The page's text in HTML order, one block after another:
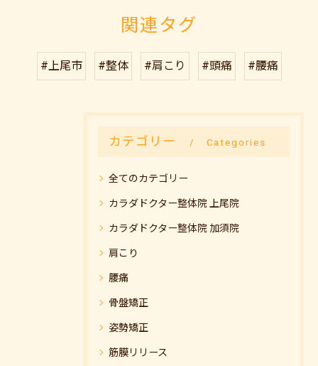
関連タグ
#上尾市 #整体 #肩こり #頭痛 #腰痛
カテゴリー Categories
全てのカテゴリー
カラダドクター整体院 上尾院
カラダドクター整体院 加須院
肩こり
腰痛
骨盤矯正
姿勢矯正
筋膜リリース